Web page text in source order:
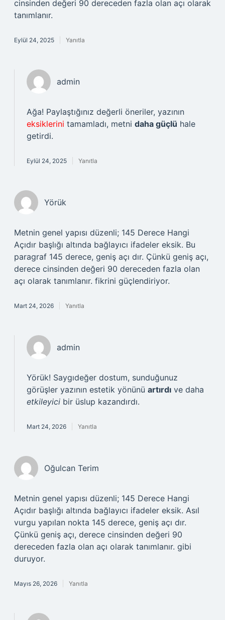
cinsinden değeri 90 dereceden fazla olan açı olarak
tanımlanır.
Eylül 24, 2025 Yanıtla
admin
Ağa! Paylaştığınız değerli öneriler, yazının
eksiklerini tamamladı, metni daha güçlü hale
getirdi.
Eylül 24, 2025 Yanıtla
Yörük
Metnin genel yapısı düzenli; 145 Derece Hangi
Açıdır başlığı altında bağlayıcı ifadeler eksik. Bu
paragraf 145 derece, geniş açı dır. Çünkü geniş açı,
derece cinsinden değeri 90 dereceden fazla olan
açı olarak tanımlanır. fikrini güçlendiriyor.
Mart 24, 2026 Yanıtla
admin
Yörük! Saygıdeğer dostum, sunduğunuz
görüşler yazının estetik yönünü artırdı ve daha
etkileyici bir üslup kazandırdı.
Mart 24, 2026 Yanıtla
Oğulcan Terim
Metnin genel yapısı düzenli; 145 Derece Hangi
Açıdır başlığı altında bağlayıcı ifadeler eksik. Asıl
vurgu yapılan nokta 145 derece, geniş açı dır.
Çünkü geniş açı, derece cinsinden değeri 90
dereceden fazla olan açı olarak tanımlanır. gibi
duruyor.
Mayıs 26, 2026 Yanıtla